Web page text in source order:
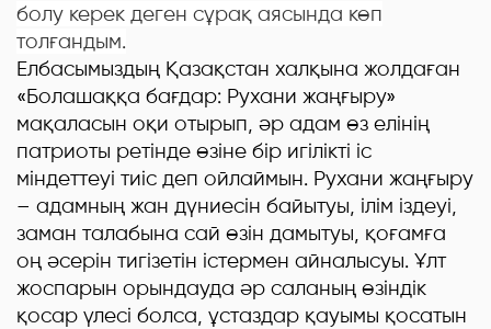
болу керек деген сұрақ аясында көп
толғандым.
Елбасымыздың Қазақстан халқына жолдаған
«Болашаққа бағдар: Рухани жаңғыру»
мақаласын оқи отырып, әр адам өз елінің
патриоты ретінде өзіне бір игілікті іс
міндеттеуі тиіс деп ойлаймын. Рухани жаңғыру
– адамның жан дүниесін байытуы, ілім іздеуі,
заман талабына сай өзін дамытуы, қоғамға
оң әсерін тигізетін істермен айналысуы. Ұлт
жоспарын орындауда әр саланың өзіндік
қосар үлесі болса, ұстаздар қауымы қосатын